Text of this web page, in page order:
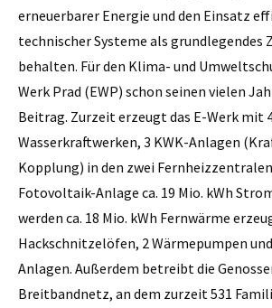
erneuerbarer Energie und den Einsatz
technischer Systeme als grundlegendes
behalten. Für den ­Klima- und
Werk Prad (EWP) schon seinen vielen
Beitrag. Zurzeit erzeugt das E-Werk mit
Wasserkraftwerken, 3 KWK-Anlagen
Kopplung) in den zwei
Fotovoltaik-Anlage ca. 19 Mio. kWh
werden ca. 18 Mio. kWh Fernwärme
Hackschnitzelöfen, 2 Wärmepumpen
Anlagen. Außerdem betreibt die
Breitbandnetz, an dem zurzeit 531